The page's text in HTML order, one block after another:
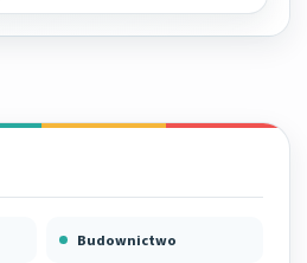
Budownictwo